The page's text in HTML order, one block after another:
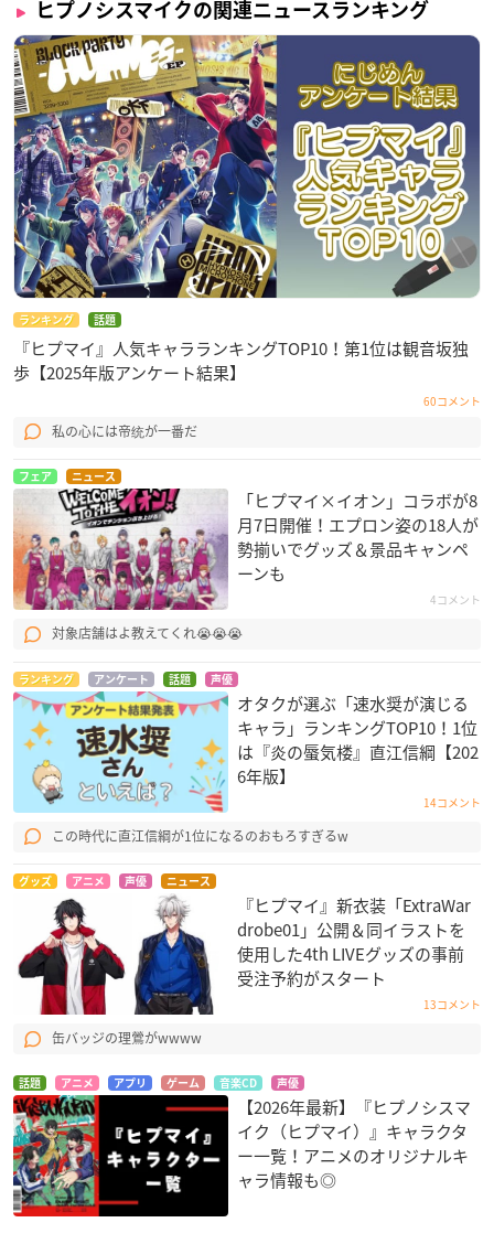
ヒプノシスマイクの関連ニュースランキング
ランキング 話題
『ヒプマイ』人気キャラランキングTOP10！第1位は観音坂独
歩【2025年版アンケート結果】
60コメント
私の心には帝统が一番だ
フェア ニュース
「ヒプマイ×イオン」コラボが8
月7日開催！エプロン姿の18人が
勢揃いでグッズ＆景品キャンペ
ーンも
4コメント
対象店舗はよ教えてくれ😭😭😭
ランキング アンケート 話題 声優
オタクが選ぶ「速水奨が演じる
キャラ」ランキングTOP10！1位
は『炎の蜃気楼』直江信綱【202
6年版】
14コメント
この時代に直江信綱が1位になるのおもろすぎるw
グッズ アニメ 声優 ニュース
『ヒプマイ』新衣装「ExtraWar
drobe01」公開＆同イラストを
使用した4th LIVEグッズの事前
受注予約がスタート
13コメント
缶バッジの理鶯がwwww
話題 アニメ アプリ ゲーム 音楽CD 声優
【2026年最新】『ヒプノシスマ
イク（ヒプマイ）』キャラクタ
ー一覧！アニメのオリジナルキ
ャラ情報も◎